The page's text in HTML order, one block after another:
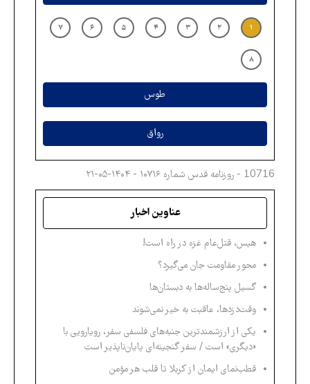
۱ ۲ ۳ ۴ ۵ ۶ ۷
۸
طوس
رواق
10716 - روزنامه قدس شماره ۱۰۷۱۶ - ۱۴۰۴-۰۵-۲۱
عناوین اخبار
هیس، قتل‌عام غزه در راه است!
محور مقاومت جان می‌گیرد؟
گسیل پنج‌ساله‌ها به دبستان‌ها
وقت‌دزدها، عاقبت‌ به‌ خیر نمی‌شوند
یکی از ارزشمندترین جنبه‌های فلسفی سفر، رویارویی با
«دیگری» است / سفر گنجینه‌ای پایان‌ناپذیر است
قطب‌نمای ایمان از کربلا تا قلب هر مؤمن